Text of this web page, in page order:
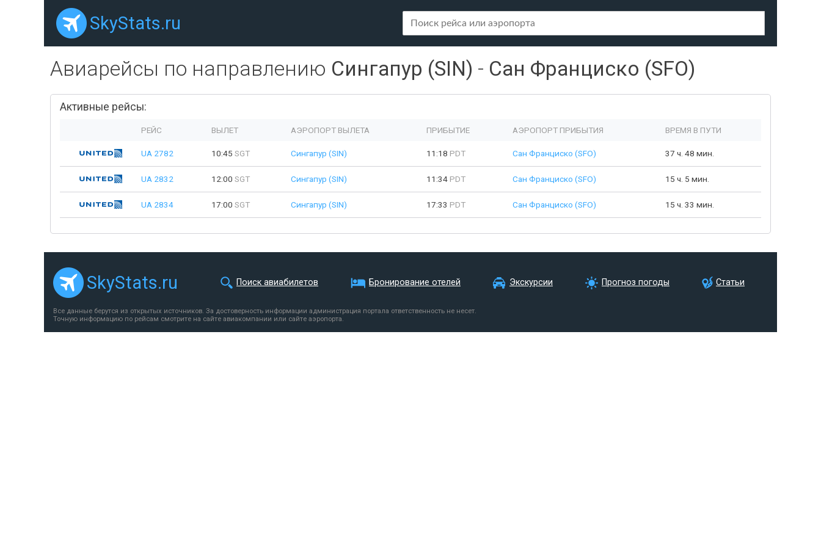
SkyStats.ru
Авиарейсы по направлению Сингапур (SIN) - Сан Франциско (SFO)
Активные рейсы:
РЕЙС ВЫЛЕТ АЭРОПОРТ ВЫЛЕТА ПРИБЫТИЕ АЭРОПОРТ ПРИБЫТИЯ ВРЕМЯ В ПУТИ
UA 2782 10:45 SGT Сингапур (SIN) 11:18 PDT Сан Франциско (SFO) 37 ч. 48 мин.
UA 2832 12:00 SGT Сингапур (SIN) 11:34 PDT Сан Франциско (SFO) 15 ч. 5 мин.
UA 2834 17:00 SGT Сингапур (SIN) 17:33 PDT Сан Франциско (SFO) 15 ч. 33 мин.
SkyStats.ru Поиск авиабилетов Бронирование отелей Экскурсии Прогноз погоды Статьи
Все данные берутся из открытых источников. За достоверность информации администрация портала ответственность не несет.
Точную информацию по рейсам смотрите на сайте авиакомпании или сайте аэропорта.